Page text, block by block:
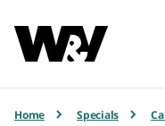
Home Specials